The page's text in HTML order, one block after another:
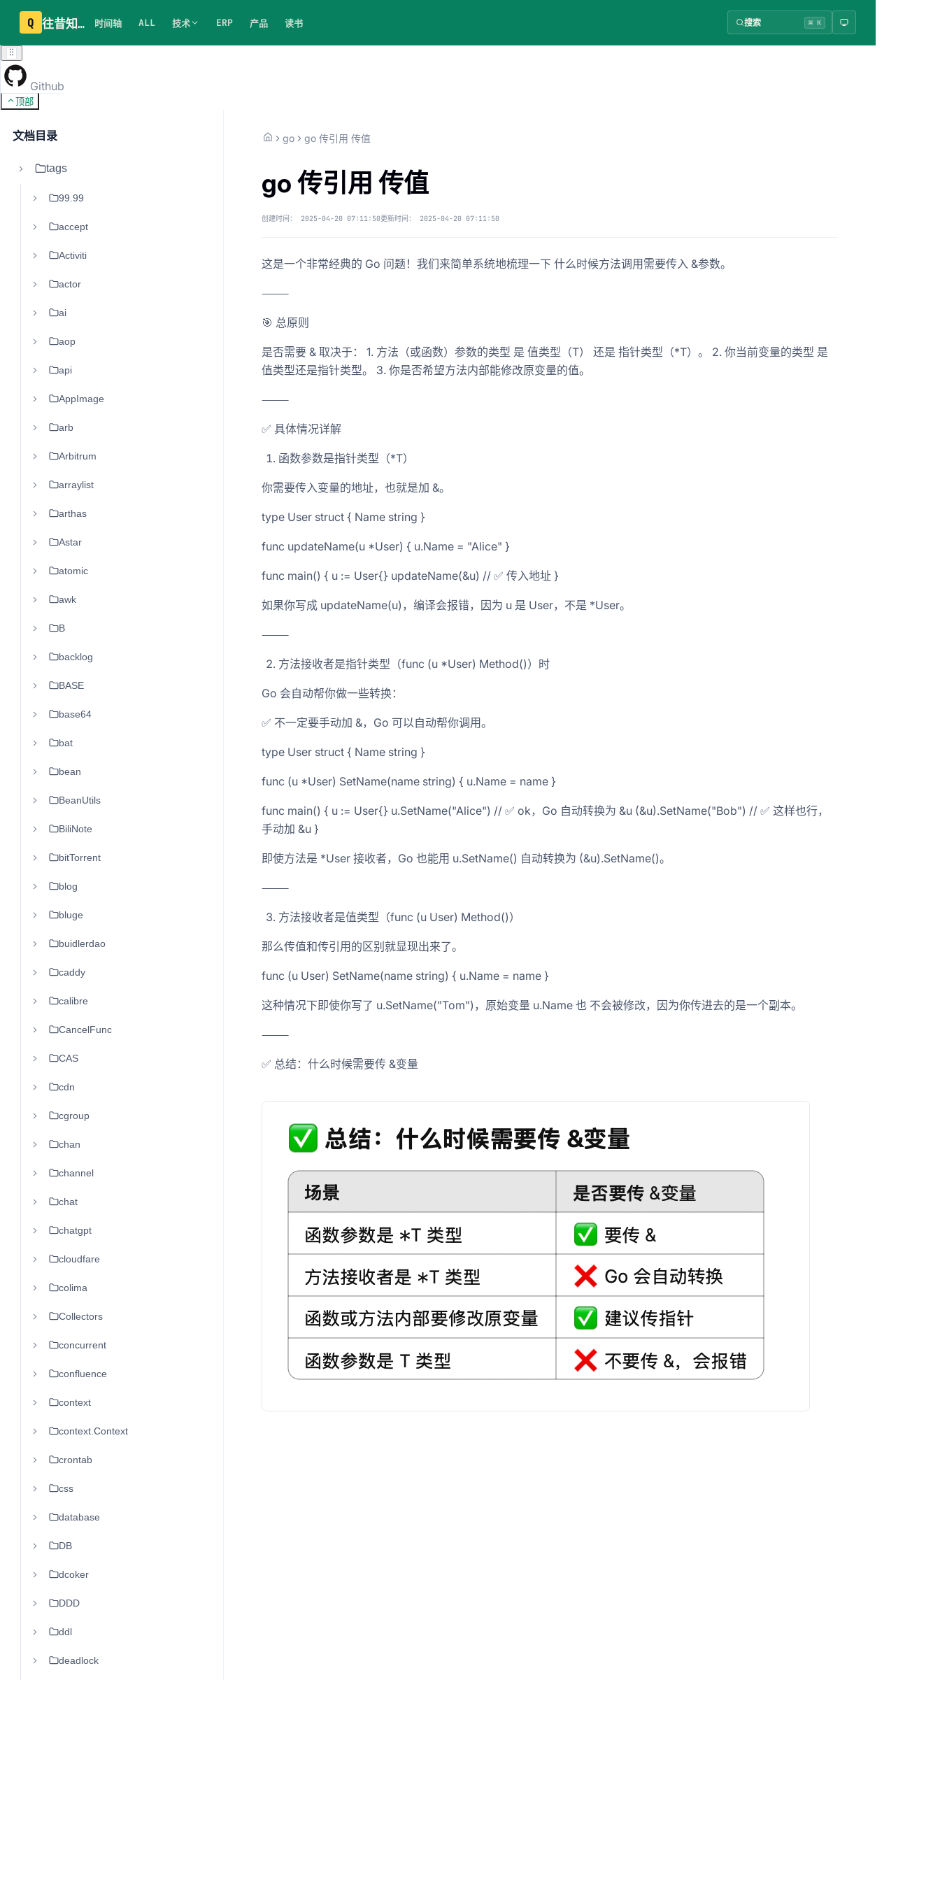
Q 往昔知识库 时间轴 ALL 技术 ERP 产品 读书 搜索 ⌘ K
Github
顶部
文档目录
tags
99.99
accept
Activiti
actor
ai
aop
api
AppImage
arb
Arbitrum
arraylist
arthas
Astar
atomic
awk
B
backlog
BASE
base64
bat
bean
BeanUtils
BiliNote
bitTorrent
blog
bluge
buidlerdao
caddy
calibre
CancelFunc
CAS
cdn
cgroup
chan
channel
chat
chatgpt
cloudfare
colima
Collectors
concurrent
confluence
context
context.Context
crontab
css
database
DB
dcoker
DDD
ddl
deadlock
go go 传引用 传值
go 传引用 传值
创建时间： 2025-04-20 07:11:50更新时间： 2025-04-20 07:11:50
这是一个非常经典的 Go 问题！我们来简单系统地梳理一下 什么时候方法调用需要传入 &参数。
⸻
🎯 总原则
是否需要 & 取决于： 1. 方法（或函数）参数的类型 是 值类型（T） 还是 指针类型（*T）。 2. 你当前变量的类型 是
值类型还是指针类型。 3. 你是否希望方法内部能修改原变量的值。
⸻
✅ 具体情况详解
函数参数是指针类型（*T）
你需要传入变量的地址，也就是加 &。
type User struct { Name string }
func updateName(u *User) { u.Name = "Alice" }
func main() { u := User{} updateName(&u) // ✅ 传入地址 }
如果你写成 updateName(u)，编译会报错，因为 u 是 User，不是 *User。
⸻
方法接收者是指针类型（func (u *User) Method()）时
Go 会自动帮你做一些转换：
✅ 不一定要手动加 &，Go 可以自动帮你调用。
type User struct { Name string }
func (u *User) SetName(name string) { u.Name = name }
func main() { u := User{} u.SetName("Alice") // ✅ ok，Go 自动转换为 &u (&u).SetName("Bob") // ✅ 这样也行，
手动加 &u }
即使方法是 *User 接收者，Go 也能用 u.SetName() 自动转换为 (&u).SetName()。
⸻
方法接收者是值类型（func (u User) Method()）
那么传值和传引用的区别就显现出来了。
func (u User) SetName(name string) { u.Name = name }
这种情况下即使你写了 u.SetName("Tom")，原始变量 u.Name 也 不会被修改，因为你传进去的是一个副本。
⸻
✅ 总结：什么时候需要传 &变量